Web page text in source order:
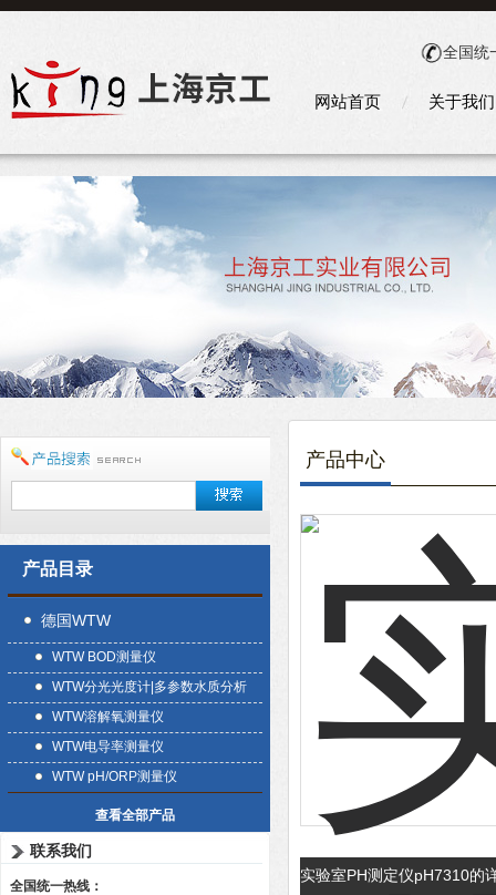
全国统
网站首页 关于我们
产品目录
德国WTW
WTW BOD测量仪
WTW分光光度计|多参数水质分析
仪
WTW溶解氧测量仪
WTW电导率测量仪
WTW pH/ORP测量仪
查看全部产品
联系我们
全国统一热线：
产品中心
实验室PH测定仪pH7310的